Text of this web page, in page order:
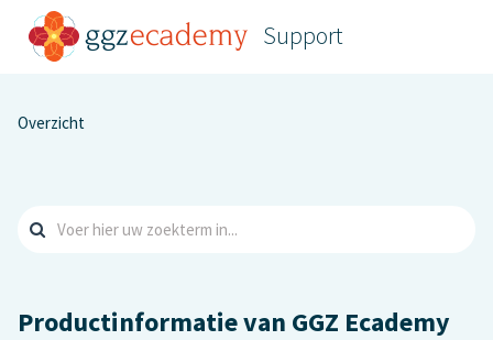
Support
Overzicht
Productinformatie van GGZ Ecademy